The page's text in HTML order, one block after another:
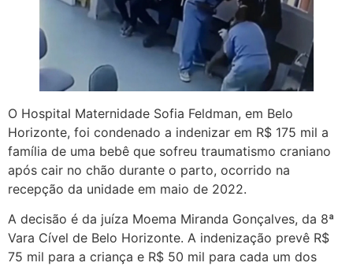
O Hospital Maternidade Sofia Feldman, em Belo
Horizonte, foi condenado a indenizar em R$ 175 mil a
família de uma bebê que sofreu traumatismo craniano
após cair no chão durante o parto, ocorrido na
recepção da unidade em maio de 2022.
A decisão é da juíza Moema Miranda Gonçalves, da 8ª
Vara Cível de Belo Horizonte. A indenização prevê R$
75 mil para a criança e R$ 50 mil para cada um dos